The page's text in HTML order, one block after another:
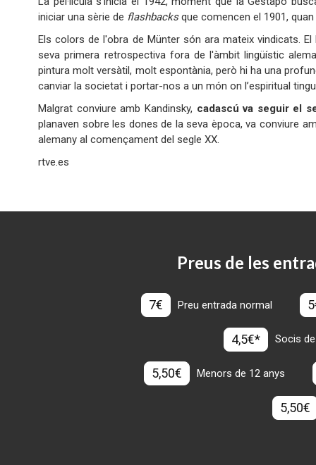
iniciar una sèrie de flashbacksque comencen el 1901,
Els colors de l'obra de Münter són ara mateix vindicats.
seva primera retrospectiva fora de l'àmbit lingüístic
pintura molt versàtil, molt espontània, però hi ha una
canviar la societat i portar-nos a un món on l’espiritual
Malgrat conviure amb Kandinsky, cadascú va seguir el
planaven sobre les dones de la seva època, va conviure
alemany al començament del segle XX.
rtve.es
Preus de les
7€ Preu entrada normal
4,5€* Socis
5,50€ Menors de 12 anys
5,50€